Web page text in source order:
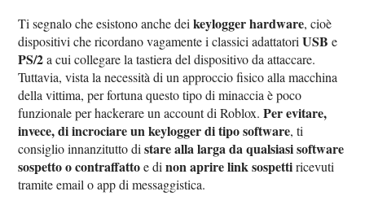
Ti segnalo che esistono anche deikeylogger hardware, cioè
dispositivi che ricordano vagamente i classici adattatoriUSB e
PS/2a cui collegare la tastiera del dispositivo da attaccare.
Tuttavia, vista la necessità di un approccio fisico alla macchina
della vittima, per fortuna questo tipo di minaccia è poco
funzionale per hackerare un account di Roblox.Per evitare,
invece, di incrociare un keylogger di tipo software, ti
consiglio innanzitutto distare alla larga da qualsiasi software
sospetto o contraffattoe dinon aprire link sospettiricevuti
tramite email o app di messaggistica.